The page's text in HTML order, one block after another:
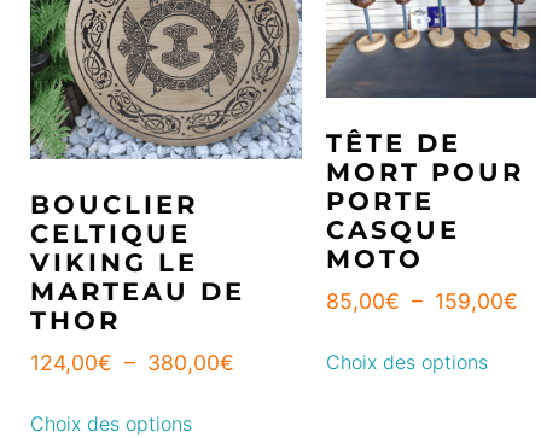
BOUCLIER
CELTIQUE
VIKING LE
MARTEAU DE
THOR
124,00€ – 380,00€
Choix des options
TÊTE DE
MORT POUR
PORTE
CASQUE
MOTO
85,00€ – 159,00€
Choix des options